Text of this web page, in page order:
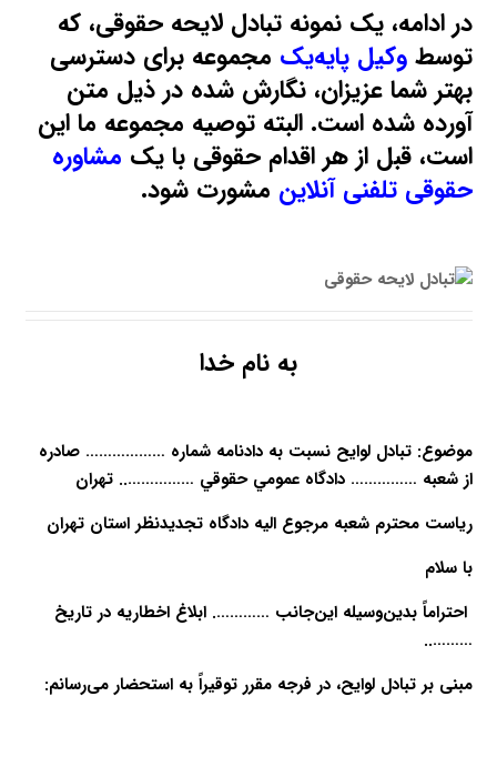
در ادامه، یک نمونه تبادل لایحه حقوقی، که
توسطوکیل پایه‌یک مجموعه برای دسترسی
بهتر شما عزیزان، نگارش شده در ذیل متن
آورده شده است. البته توصیه مجموعه ما این
است، قبل از هر اقدام حقوقی با یک مشاوره
حقوقی تلفنی آنلاین مشورت شود.
به نام خدا
موضوع: تبادل لوایح نسبت به دادنامه شماره ……………… صادره
از شعبه …………… دادگاه عمومي حقوقي …………….. تهران
ریاست محترم شعبه مرجوع الیه دادگاه تجدیدنظر استان تهران
با سلام
احتراماً بدین‌وسیله این‌جانب …………. ابلاغ اخطاریه در تاریخ
………..
مبنی بر تبادل لوایح، در فرجه مقرر توقیراً به استحضار می‌رسانم: